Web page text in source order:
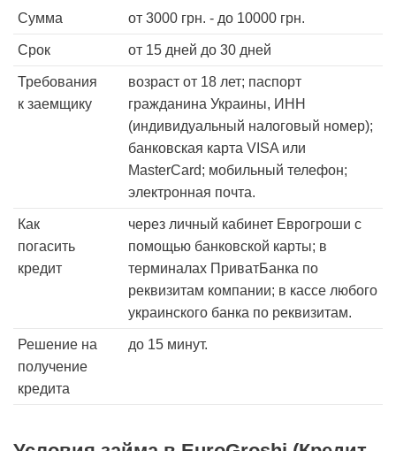
Сумма от 3000 грн. - до 10000 грн.
Срок от 15 дней до 30 дней
Требования
к заемщику
возраст от 18 лет; паспорт
гражданина Украины, ИНН
(индивидуальный налоговый номер);
банковская карта VISA или
MasterCard; мобильный телефон;
электронная почта.
Как
погасить
кредит
через личный кабинет Еврогроши с
помощью банковской карты; в
терминалах ПриватБанка по
реквизитам компании; в кассе любого
украинского банка по реквизитам.
Решение на
получение
кредита
до 15 минут.